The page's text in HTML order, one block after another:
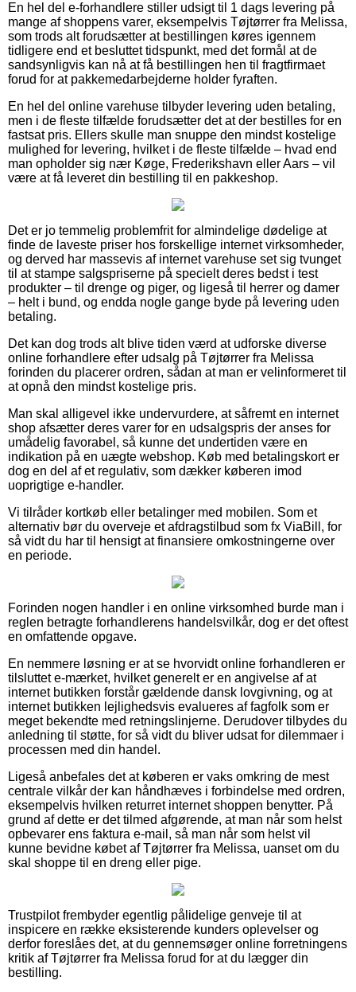
En hel del e-forhandlere stiller udsigt til 1 dags levering på
mange af shoppens varer, eksempelvis Tøjtørrer fra Melissa,
som trods alt forudsætter at bestillingen køres igennem
tidligere end et besluttet tidspunkt, med det formål at de
sandsynligvis kan nå at få bestillingen hen til fragtfirmaet
forud for at pakkemedarbejderne holder fyraften.
En hel del online varehuse tilbyder levering uden betaling,
men i de fleste tilfælde forudsætter det at der bestilles for en
fastsat pris. Ellers skulle man snuppe den mindst kostelige
mulighed for levering, hvilket i de fleste tilfælde – hvad end
man opholder sig nær Køge, Frederikshavn eller Aars – vil
være at få leveret din bestilling til en pakkeshop.
Det er jo temmelig problemfrit for almindelige dødelige at
finde de laveste priser hos forskellige internet virksomheder,
og derved har massevis af internet varehuse set sig tvunget
til at stampe salgspriserne på specielt deres bedst i test
produkter – til drenge og piger, og ligeså til herrer og damer
– helt i bund, og endda nogle gange byde på levering uden
betaling.
Det kan dog trods alt blive tiden værd at udforske diverse
online forhandlere efter udsalg på Tøjtørrer fra Melissa
forinden du placerer ordren, sådan at man er velinformeret til
at opnå den mindst kostelige pris.
Man skal alligevel ikke undervurdere, at såfremt en internet
shop afsætter deres varer for en udsalgspris der anses for
umådelig favorabel, så kunne det undertiden være en
indikation på en uægte webshop. Køb med betalingskort er
dog en del af et regulativ, som dækker køberen imod
uoprigtige e-handler.
Vi tilråder kortkøb eller betalinger med mobilen. Som et
alternativ bør du overveje et afdragstilbud som fx ViaBill, for
så vidt du har til hensigt at finansiere omkostningerne over
en periode.
Forinden nogen handler i en online virksomhed burde man i
reglen betragte forhandlerens handelsvilkår, dog er det oftest
en omfattende opgave.
En nemmere løsning er at se hvorvidt online forhandleren er
tilsluttet e-mærket, hvilket generelt er en angivelse af at
internet butikken forstår gældende dansk lovgivning, og at
internet butikken lejlighedsvis evalueres af fagfolk som er
meget bekendte med retningslinjerne. Derudover tilbydes du
anledning til støtte, for så vidt du bliver udsat for dilemmaer i
processen med din handel.
Ligeså anbefales det at køberen er vaks omkring de mest
centrale vilkår der kan håndhæves i forbindelse med ordren,
eksempelvis hvilken returret internet shoppen benytter. På
grund af dette er det tilmed afgørende, at man når som helst
opbevarer ens faktura e-mail, så man når som helst vil
kunne bevidne købet af Tøjtørrer fra Melissa, uanset om du
skal shoppe til en dreng eller pige.
Trustpilot frembyder egentlig pålidelige genveje til at
inspicere en række eksisterende kunders oplevelser og
derfor foreslåes det, at du gennemsøger online forretningens
kritik af Tøjtørrer fra Melissa forud for at du lægger din
bestilling.